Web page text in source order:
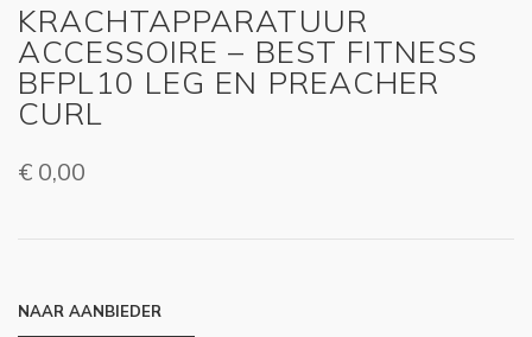
KRACHTAPPARATUUR
ACCESSOIRE – BEST FITNESS
BFPL10 LEG EN PREACHER
CURL
€ 0,00
NAAR AANBIEDER